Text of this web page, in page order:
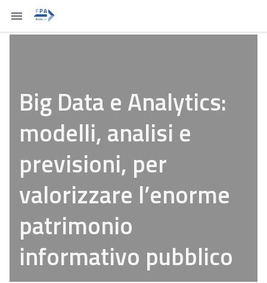
Big Data e Analytics:
modelli, analisi e
previsioni, per
valorizzare l’enorme
patrimonio
informativo pubblico